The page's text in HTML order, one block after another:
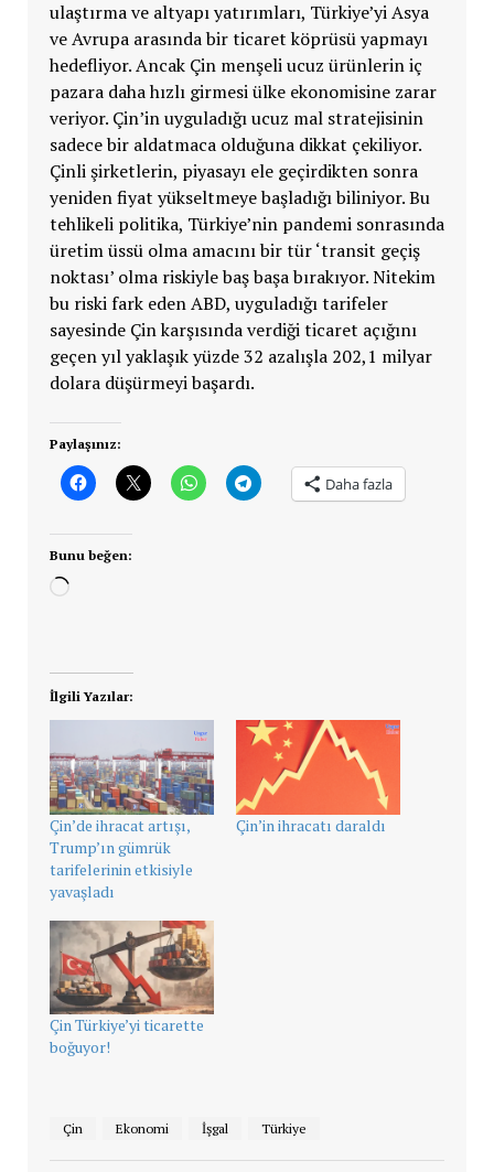
ulaştırma ve altyapı yatırımları, Türkiye’yi Asya
ve Avrupa arasında bir ticaret köprüsü yapmayı
hedefliyor. Ancak Çin menşeli ucuz ürünlerin iç
pazara daha hızlı girmesi ülke ekonomisine zarar
veriyor. Çin’in uyguladığı ucuz mal stratejisinin
sadece bir aldatmaca olduğuna dikkat çekiliyor.
Çinli şirketlerin, piyasayı ele geçirdikten sonra
yeniden fiyat yükseltmeye başladığı biliniyor. Bu
tehlikeli politika, Türkiye’nin pandemi sonrasında
üretim üssü olma amacını bir tür ‘transit geçiş
noktası’ olma riskiyle baş başa bırakıyor. Nitekim
bu riski fark eden ABD, uyguladığı tarifeler
sayesinde Çin karşısında verdiği ticaret açığını
geçen yıl yaklaşık yüzde 32 azalışla 202,1 milyar
dolara düşürmeyi başardı.
Paylaşınız:
Daha fazla
Bunu beğen:
Yükleniyor...
İlgili Yazılar:
Çin’de ihracat artışı,
Trump’ın gümrük
tarifelerinin etkisiyle
yavaşladı
Çin’in ihracatı daraldı
Çin Türkiye’yi ticarette
boğuyor!
Çin Ekonomi İşgal Türkiye